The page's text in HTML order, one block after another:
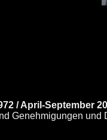
/ April-September
Genehmigungen und